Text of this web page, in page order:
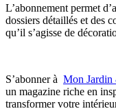
L’abonnement permet
dossiers détaillés et des
qu’il s’agisse de
S’abonner à Mon
un magazine riche en
transformer votre